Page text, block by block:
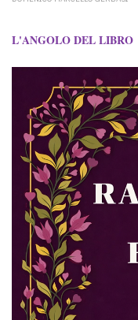
L'ANGOLO DEL LIBRO